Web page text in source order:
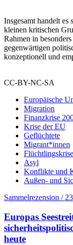
Insgesamt handelt es
kleinen kritischen
Rahmen in
gegenwärtigen
konzeptionell und
CC-BY-NC-SA
Europäische
Migration
Finanzkrise
Krise der EU
Geflüchtete
Migrant*innen
Asyl
Konflikte und
Außen- und
Sammelrezension /
Europas
heute